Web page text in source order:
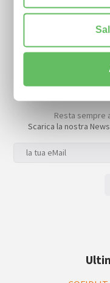
Resta sempre
Scarica la nostra